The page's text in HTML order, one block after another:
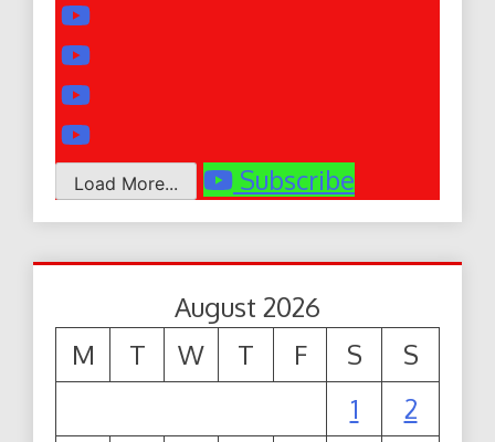
Load More... Subscribe
August 2026
M
T W T F S
S
1
2